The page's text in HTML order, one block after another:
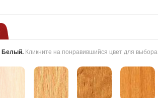
Белый. Кликните на понравившийся цвет для выбора